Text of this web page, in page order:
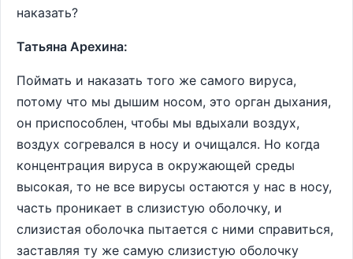
наказать?
Татьяна Арехина:
Поймать и наказать того же самого вируса,
потому что мы дышим носом, это орган дыхания,
он приспособлен, чтобы мы вдыхали воздух,
воздух согревался в носу и очищался. Но когда
концентрация вируса в окружающей среды
высокая, то не все вирусы остаются у нас в носу,
часть проникает в слизистую оболочку, и
слизистая оболочка пытается с ними справиться,
заставляя ту же самую слизистую оболочку